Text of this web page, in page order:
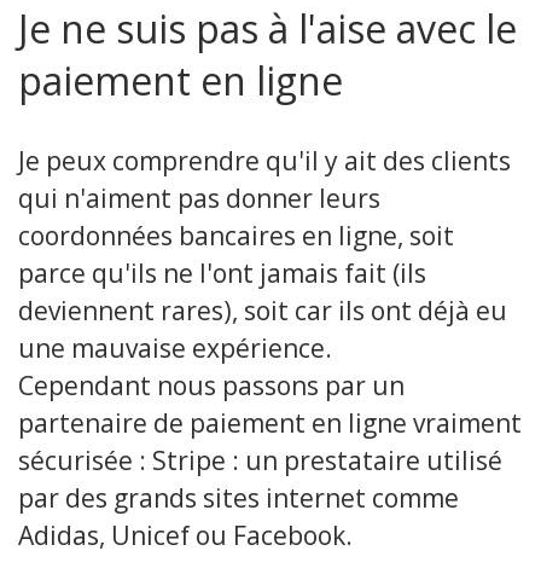
Je ne suis pas à l'aise avec le
paiement en ligne
Je peux comprendre qu'il y ait des clients
qui n'aiment pas donner leurs
coordonnées bancaires en ligne, soit
parce qu'ils ne l'ont jamais fait (ils
deviennent rares), soit car ils ont déjà eu
une mauvaise expérience.
Cependant nous passons par un
partenaire de paiement en ligne vraiment
sécurisée : Stripe : un prestataire utilisé
par des grands sites internet comme
Adidas, Unicef ou Facebook.